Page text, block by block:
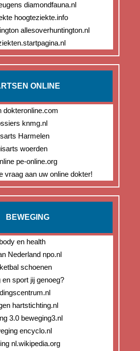
diamondfauna.nl
hoogteziekte.info
allesoverhuntington.nl
ONLINE
dokteronline.com
knmg.nl
Harmelen
woerden
pe-online.org
vraag aan uw online dokter!
BEWEGING
en health
Nederland npo.nl
schoenen
en sport jij genoeg?
hartstichting.nl
3.0 beweging3.nl
encyclo.nl
nl.wikipedia.org